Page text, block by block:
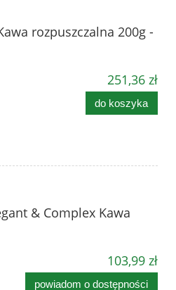
rozpuszczalna 200g -
251,36 zł
do koszyka
& Complex Kawa
103,99 zł
powiadom o dostępności